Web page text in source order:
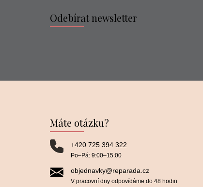
Odebírat newsletter
Máte otázku?
+420 725 394 322
Po–⁠⁠⁠⁠⁠⁠Pá: 9:00–⁠⁠⁠⁠⁠⁠15:00
objednavky@reparada.cz
V pracovní dny odpovídáme do 48 hodin